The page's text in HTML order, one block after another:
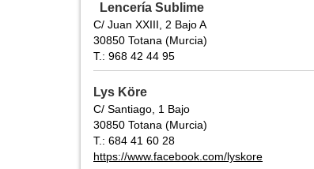
Lencería Sublime
C/ Juan XXIII, 2 Bajo A
30850 Totana (Murcia)
T.: 968 42 44 95
Lys Köre
C/ Santiago, 1 Bajo
30850 Totana (Murcia)
T.: 684 41 60 28
https://www.facebook.com/lyskore